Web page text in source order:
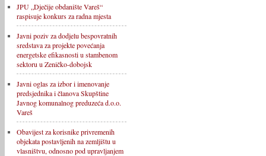
JPU „Dječije obdanište Vareš“
raspisuje konkurs za radna mjesta
Javni poziv za dodjelu bespovratnih
sredstava za projekte povećanja
energetske efikasnosti u stambenom
sektoru u Zeničko-dobojsk
Javni oglas za izbor i imenovanje
predsjednika i članova Skupštine
Javnog komunalnog preduzeća d.o.o.
Vareš
Obavijest za korisnike privremenih
objekata postavljenih na zemljištu u
vlasništvu, odnosno pod upravljanjem